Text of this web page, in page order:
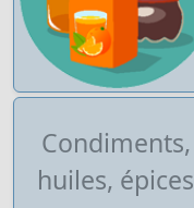
Condiments,
huiles, épices